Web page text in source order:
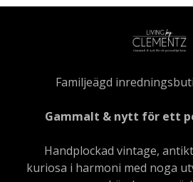
Familjeägd
Gammalt & nytt för ett
Handplockad vintage,
kuriosa i harmoni med noga